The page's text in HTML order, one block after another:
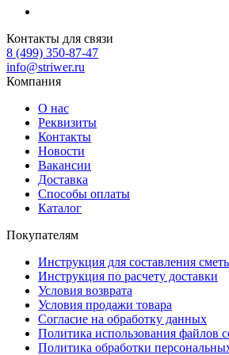
Контакты для связи
8 (499) 350-87-47
info@striwer.ru
Компания
О нас
Реквизиты
Контакты
Новости
Вакансии
Доставка
Способы оплаты
Каталог
Покупателям
Инструкция для составления
Инструкция по расчету доставки
Условия возврата
Условия продажи товара
Согласие на обработку данных
Политика использования файлов
Политика обработки